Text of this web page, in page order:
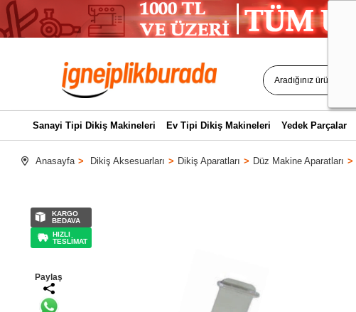
Sanayi Tipi Dikiş Makineleri Ev Tipi Dikiş Makineleri Yedek Parçalar
Anasayfa Dikiş Aksesuarları Dikiş Aparatları Düz Makine Aparatları
KARGO
BEDAVA
HIZLI
TESLİMAT
Paylaş